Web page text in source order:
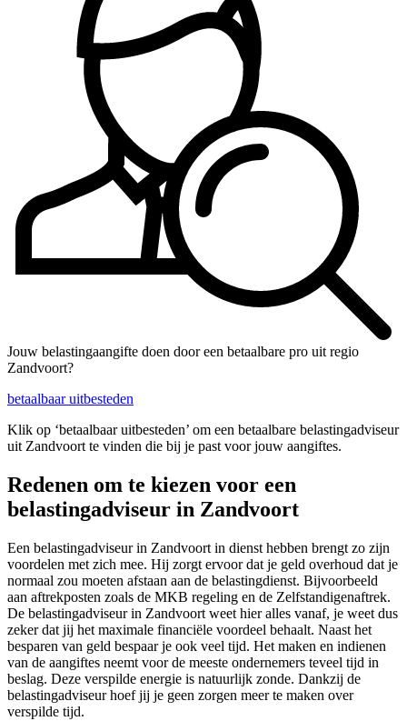
Jouw belastingaangifte doen door een betaalbare pro uit regio
Zandvoort?
betaalbaar uitbesteden
Klik op ‘betaalbaar uitbesteden’ om een betaalbare belastingadviseur
uit Zandvoort te vinden die bij je past voor jouw aangiftes.
Redenen om te kiezen voor een
belastingadviseur in Zandvoort
Een belastingadviseur in Zandvoort in dienst hebben brengt zo zijn
voordelen met zich mee. Hij zorgt ervoor dat je geld overhoud dat je
normaal zou moeten afstaan aan de belastingdienst. Bijvoorbeeld
aan aftrekposten zoals de MKB regeling en de Zelfstandigenaftrek.
De belastingadviseur in Zandvoort weet hier alles vanaf, je weet dus
zeker dat jij het maximale financiële voordeel behaalt. Naast het
besparen van geld bespaar je ook veel tijd. Het maken en indienen
van de aangiftes neemt voor de meeste ondernemers teveel tijd in
beslag. Deze verspilde energie is natuurlijk zonde. Dankzij de
belastingadviseur hoef jij je geen zorgen meer te maken over
verspilde tijd.